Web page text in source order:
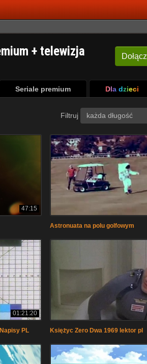
Dołącz
+ telewizja
Seriale premium Dla dzieci
Filtruj każda długość
47:15
Astronuata na polu golfowym
01:21:20
PL Księżyc Zero Dwa 1969 lektor pl